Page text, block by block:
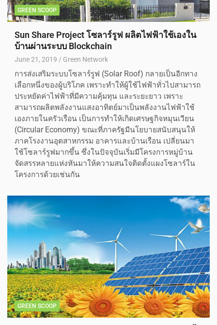
GREEN SCOOP
Sun Share Project โซลาร์รูฟ ผลิตไฟฟ้าใช้เองใน
บ้านผ่านระบบ Blockchain
June 21, 2019 Green Network
การส่งเสริมระบบโซลาร์รูฟ (Solar Roof) กลายเป็นอีกทาง
เลือกหนึ่งของผู้บริโภค เพราะทำให้ผู้ใช้ไฟฟ้าทั่วไปสามารถ
ประหยัดค่าไฟฟ้าที่มีความคุ้มทุน และระยะยาว เพราะ
สามารถผลิตพลังงานแสงอาทิตย์มาเป็นพลังงานไฟฟ้าใช้
เองภายในครัวเรือน เป็นการทำให้เกิดเศรษฐกิจหมุนเวียน
(Circular Economy) ขณะที่ภาครัฐมีนโยบายสนับสนุนให้
ภาคโรงงานอุตสาหกรรม อาคารและบ้านเรือน เปลี่ยนมา
ใช้โซลาร์รูฟมากขึ้น ซึ่งในปัจจุบันเริ่มมีโครงการหมู่บ้าน
จัดสรรหลายแห่งหันมาให้ความสนใจติดตั้งแผงโซลาร์ใน
โครงการด้วยเช่นกัน
GREEN SCOOP